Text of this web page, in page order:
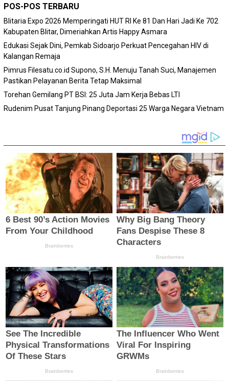
POS-POS TERBARU
Blitaria Expo 2026 Memperingati HUT RI Ke 81 Dan Hari Jadi Ke 702
Kabupaten Blitar, Dimeriahkan Artis Happy Asmara
Edukasi Sejak Dini, Pemkab Sidoarjo Perkuat Pencegahan HIV di
Kalangan Remaja
Pimrus Filesatu.co.id Supono, S.H. Menuju Tanah Suci, Manajemen
Pastikan Pelayanan Berita Tetap Maksimal
Torehan Gemilang PT BSI: 25 Juta Jam Kerja Bebas LTI
Rudenim Pusat Tanjung Pinang Deportasi 25 Warga Negara Vietnam